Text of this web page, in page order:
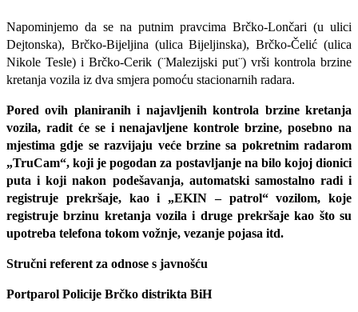
Napominjemo da se na putnim pravcima Brčko-Lončari (u ulici
Dejtonska), Brčko-Bijeljina (ulica Bijeljinska), Brčko-Čelić (ulica
Nikole Tesle) i Brčko-Cerik (¨Malezijski put¨) vrši kontrola brzine
kretanja vozila iz dva smjera pomoću stacionarnih radara.
Pored ovih planiranih i najavljenih kontrola brzine kretanja
vozila, radit će se i nenajavljene kontrole brzine, posebno na
mjestima gdje se razvijaju veće brzine sa pokretnim radarom
„TruCam“, koji je pogodan za postavljanje na bilo kojoj dionici
puta i koji nakon podešavanja, automatski samostalno radi i
registruje prekršaje, kao i „EKIN – patrol“ vozilom, koje
registruje brzinu kretanja vozila i druge prekršaje kao što su
upotreba telefona tokom vožnje, vezanje pojasa itd.
Stručni referent za odnose s javnošću
Portparol Policije Brčko distrikta BiH